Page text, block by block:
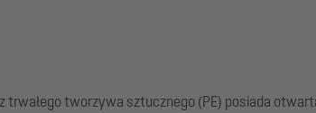
tworzywa sztucznego (PE) posiada